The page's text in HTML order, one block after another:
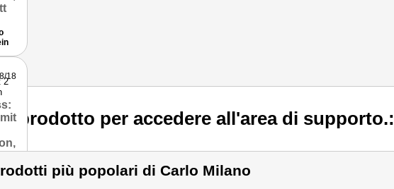
18
2
prodotto per accedere all'area di supporto.:
più popolari di Carlo Milano